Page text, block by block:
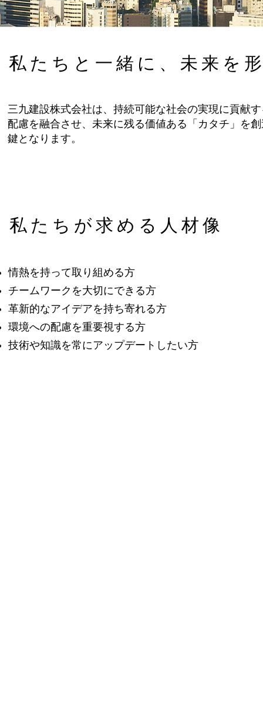
私たちと一緒に、未来を
三九建設株式会社は、持続可能な社会の実現に貢献
配慮を融合させ、未来に残る価値ある「カタチ」を
鍵となります。
私たちが求める人材像
情熱を持って取り組める方
チームワークを大切にできる方
革新的なアイデアを持ち寄れる方
環境への配慮を重要視する方
技術や知識を常にアップデートしたい方